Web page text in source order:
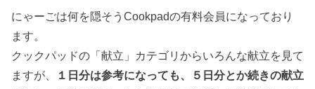
にゃーごは何を隠そうCookpadの有料会員になっており
ます。
クックパッドの「献立」カテゴリからいろんな献立を見て
ますが、
１日分は参考になっても、５日分とか続きの献立